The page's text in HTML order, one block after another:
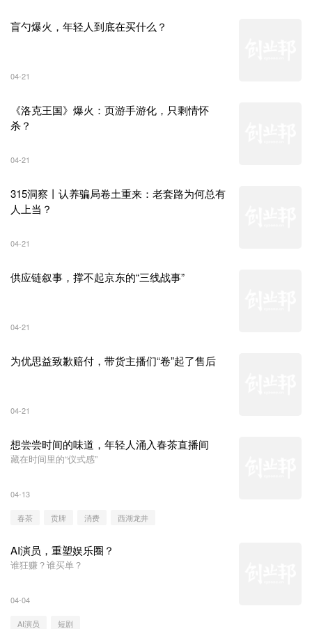
盲勺爆火，年轻人到底在买什么？
04-21
《洛克王国》爆火：页游手游化，只剩情怀
杀？
04-21
315洞察丨认养骗局卷土重来：老套路为何总有
人上当？
04-21
供应链叙事，撑不起京东的“三线战事”
04-21
为优思益致歉赔付，带货主播们“卷”起了售后
04-21
想尝尝时间的味道，年轻人涌入春茶直播间
藏在时间里的“仪式感”
04-13
春茶 贡牌 消费 西湖龙井
AI演员，重塑娱乐圈？
谁狂赚？谁买单？
04-04
AI演员 短剧